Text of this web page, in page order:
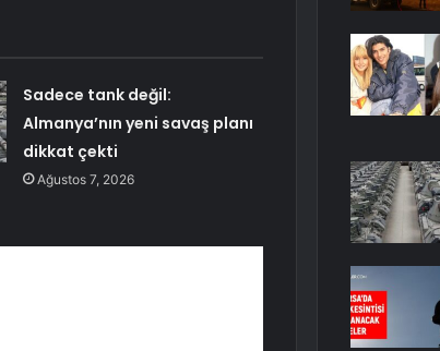
Sadece tank değil:
Almanya’nın yeni savaş planı
dikkat çekti
Ağustos 7, 2026